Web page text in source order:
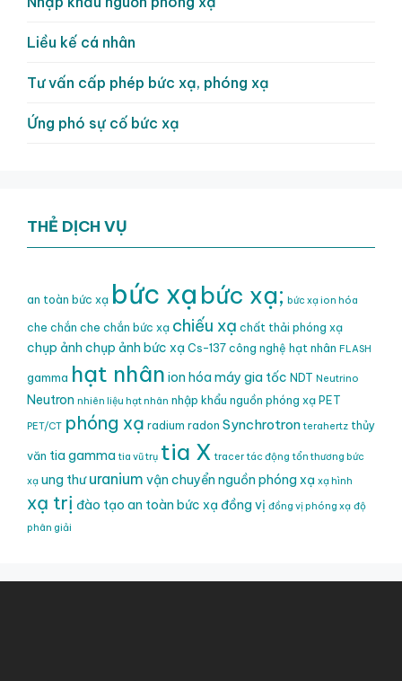
Liều kế cá nhân
Tư vấn cấp phép bức xạ, phóng xạ
Ứng phó sự cố bức xạ
THẺ DỊCH VỤ
an toàn bức xạ bức xạ bức xạ; bức xạ ion hóa
che chắn che chắn bức xạ chiếu xạ chất thải phóng xạ
chụp ảnh chụp ảnh bức xạ Cs-137 công nghệ hạt nhân FLASH
gamma hạt nhân ion hóa máy gia tốc NDT Neutrino
Neutron nhiên liệu hạt nhân nhập khẩu nguồn phóng xạ PET
PET/CT phóng xạ radium radon Synchrotron terahertz thủy
văn tia gamma tia vũ trụ tia X tracer tác động tổn thương bức
xạ ung thư uranium vận chuyển nguồn phóng xạ xạ hình
xạ trị đào tạo an toàn bức xạ đồng vị đồng vị phóng xạ độ
phân giải